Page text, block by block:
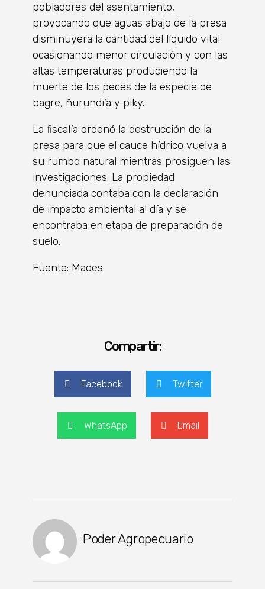
pobladores del asentamiento,
provocando que aguas abajo de la presa
disminuyera la cantidad del líquido vital
ocasionando menor circulación y con las
altas temperaturas produciendo la
muerte de los peces de la especie de
bagre, ñurundi’a y piky.
La fiscalía ordenó la destrucción de la
presa para que el cauce hídrico vuelva a
su rumbo natural mientras prosiguen las
investigaciones. La propiedad
denunciada contaba con la declaración
de impacto ambiental al día y se
encontraba en etapa de preparación de
suelo.
Fuente: Mades.
Compartir:
Facebook Twitter
WhatsApp Email
Poder Agropecuario